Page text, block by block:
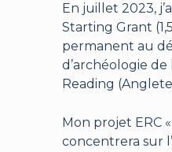
En juillet 2023,
Starting Grant
permanent au
d’archéologie de
Reading
Mon projet ERC «
concentrera sur